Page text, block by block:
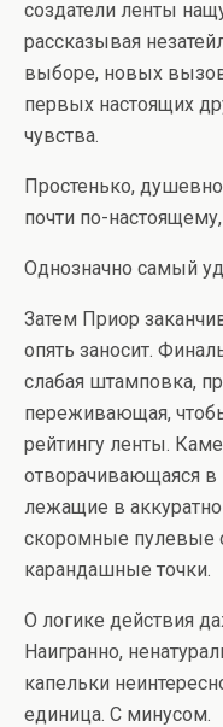
создатели ленты
рассказывая
выборе, новых
первых настоящих
чувства.
Простенько,
почти по-
Однозначно самый
Затем Приор
опять заносит.
слабая штамповка,
переживающая,
рейтингу ленты.
отворачивающаяся в
лежащие в
скоромные пулевые
карандашные точки.
О логике действия
Наигранно,
капельки
единица. С минусом.